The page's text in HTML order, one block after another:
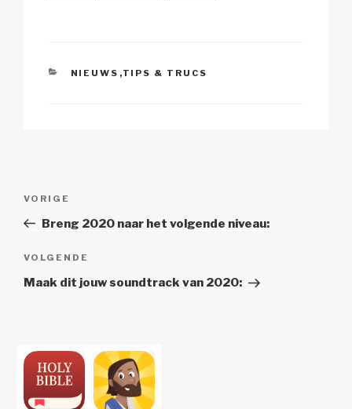
CATEGORIEËN
NIEUWS ,TIPS & TRUCS
Vorig
bericht
VORIGE
Breng 2020 naar het volgende niveau:
Volgend
Bericht
VOLGENDE
Maak dit jouw soundtrack van 2020: